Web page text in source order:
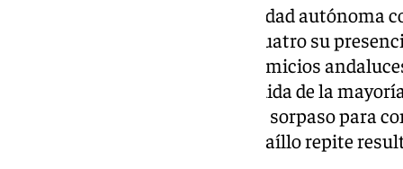
La izquierda crece en la comunidad autónoma
Andalucía, que multiplica por cuatro su
escrutinio de los votos en los comicios
PP, que se materializa en la pérdida de la
lidera José Ignacio García da un sorpaso para
política andaluza; por detrás, Maíllo repite